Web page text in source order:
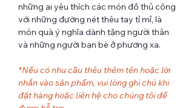
những ai yêu thích các món đồ thủ công
với những đường nét thêu tay tỉ mỉ, là
món quà ý nghĩa dành tặng người thân
và những người bạn bè ở phương xa.
*Nếu có nhu cầu thêu thêm tên hoặc lời
nhắn vào sản phẩm, vui lòng ghi chú khi
đặt hàng hoặc liên hệ cho chúng tôi để